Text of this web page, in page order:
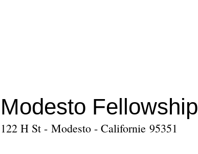
Modesto Fellowship
122 H St - Modesto - Californie 95351